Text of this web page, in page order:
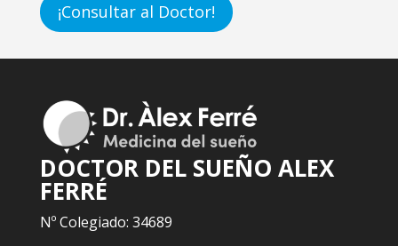
¡Consultar al Doctor!
DOCTOR DEL SUEÑO ALEX
FERRÉ
Nº Colegiado: 34689